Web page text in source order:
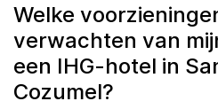
Welke
verwachten van
een IHG-hotel in
Cozumel?